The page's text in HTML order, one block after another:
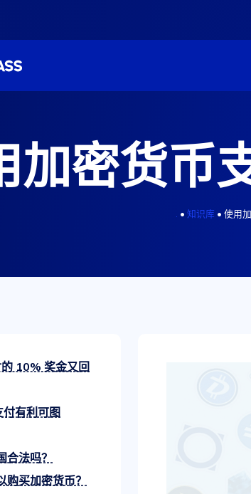
加密货币
• 知识库 • 使用
10% 奖金又回
付有利可图
合法吗？
购买加密货币？